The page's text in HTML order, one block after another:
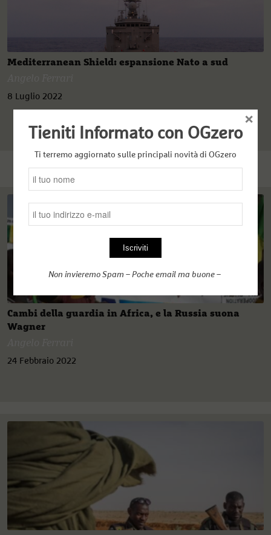
Mediterranean Shield: espansione Nato a sud
8 Luglio 2022
Cambi della guardia in Africa, e la Russia suona
Wagner
24 Febbraio 2022
Tieniti Informato con OGzero
Ti terremo aggiornato sulle principali novità di OGzero
Non invieremo Spam – Poche email ma buone –
×